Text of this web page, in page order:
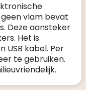
vlam bevat
Deze aansteker
Het is
USB kabel. Per
te gebruiken.